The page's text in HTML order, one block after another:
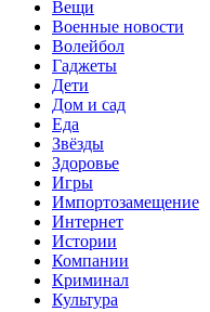
Вещи
Военные новости
Волейбол
Гаджеты
Дети
Дом и сад
Еда
Звёзды
Здоровье
Игры
Импортозамещение
Интернет
Истории
Компании
Криминал
Культура